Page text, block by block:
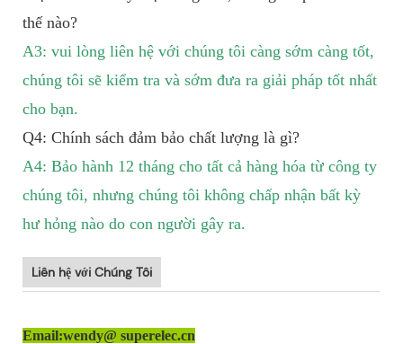
thế nào?
A3: vui lòng liên hệ với chúng tôi càng sớm càng tốt,
chúng tôi sẽ kiểm tra và sớm đưa ra giải pháp tốt nhất
cho bạn.
Q4: Chính sách đảm bảo chất lượng là gì?
A4: Bảo hành 12 tháng cho tất cả hàng hóa từ công ty
chúng tôi, nhưng chúng tôi không chấp nhận bất kỳ
hư hỏng nào do con người gây ra.
Liên hệ với Chúng Tôi
Email:wendy@ superelec.cn